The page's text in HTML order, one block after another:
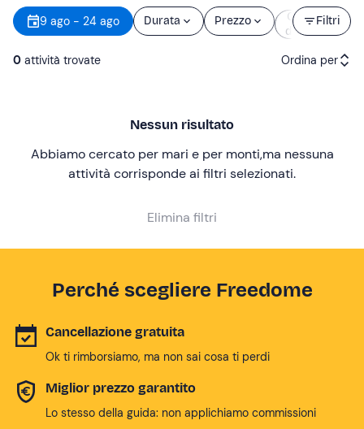
Filtri
9 ago - 24 ago Durata Prezzo
Orario
d’inizio
0 attività trovate Ordina per
Prezzo (decrescente)
Nessun risultato
Abbiamo cercato per mari e per monti,ma nessuna
attività corrisponde ai filtri selezionati.
Elimina filtri
Perché scegliere Freedome
Cancellazione gratuita
Ok ti rimborsiamo, ma non sai cosa ti perdi
Miglior prezzo garantito
Lo stesso della guida: non applichiamo commissioni